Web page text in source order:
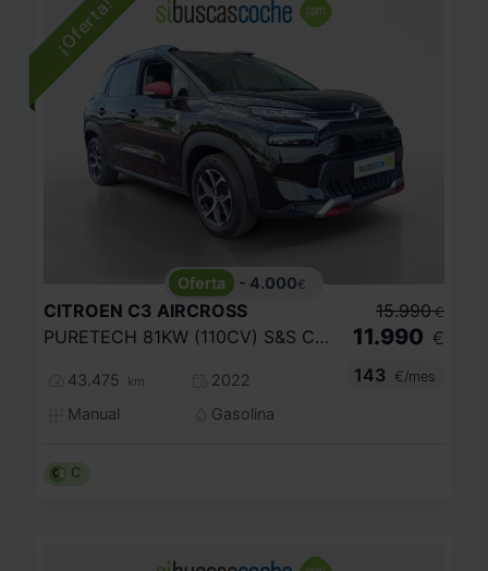
- 4.000€
CITROEN C3 AIRCROSS
PURETECH 81KW (110CV) S&S C SERIES
43.475 km
2022
Manual
Gasolina
15.990 €
11.990 €
143
€/mes
C